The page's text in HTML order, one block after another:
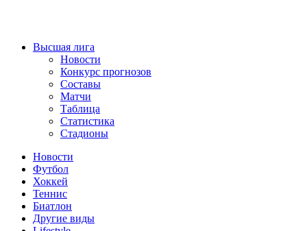
Высшая лига
Новости
Конкурс прогнозов
Составы
Матчи
Таблица
Статистика
Стадионы
Новости
Футбол
Хоккей
Теннис
Биатлон
Другие виды